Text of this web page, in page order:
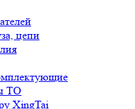
цепи
ТО
XingTai